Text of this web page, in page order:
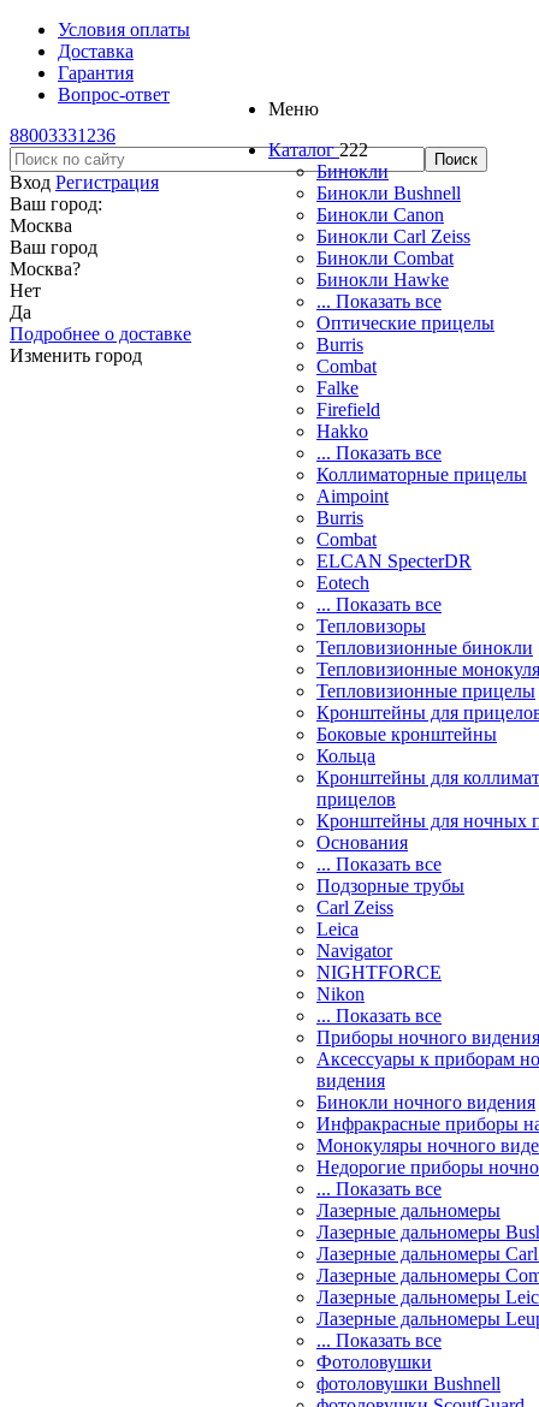
Условия оплаты
Доставка
Гарантия
Вопрос-ответ
88003331236
Вход Регистрация
Ваш город:
Москва
Ваш город
Москва?
Нет
Да
Подробнее о доставке
Изменить город
Меню
Каталог 222
Бинокли
Бинокли Bushnell
Бинокли Canon
Бинокли Carl Zeiss
Бинокли Combat
Бинокли Hawke
... Показать все
Оптические прицелы
Burris
Combat
Falke
Firefield
Hakko
... Показать все
Коллиматорные прицелы
Aimpoint
Burris
Combat
ELCAN SpecterDR
Eotech
... Показать все
Тепловизоры
Тепловизионные бинокли
Тепловизионные
Тепловизионные прицелы
Кронштейны для
Боковые кронштейны
Кольца
Кронштейны для
прицелов
Кронштейны для ночных
Основания
... Показать все
Подзорные трубы
Carl Zeiss
Leica
Navigator
NIGHTFORCE
Nikon
... Показать все
Приборы ночного видения
Аксессуары к приборам
видения
Бинокли ночного видения
Инфракрасные приборы
Монокуляры ночного
Недорогие приборы
... Показать все
Лазерные дальномеры
Лазерные дальномеры
Лазерные дальномеры
Лазерные дальномеры
Лазерные дальномеры
Лазерные дальномеры
... Показать все
Фотоловушки
фотоловушки Bushnell